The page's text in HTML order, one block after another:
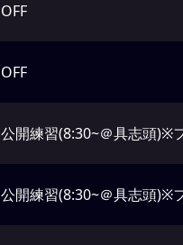
OFF
OFF
公開練習(8:30~＠具志頭)※
公開練習(8:30~＠具志頭)※